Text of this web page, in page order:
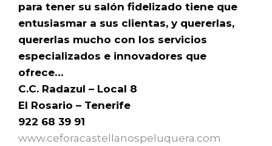
para tener su salón fidelizado tiene que
entusiasmar a sus clientas, y quererlas,
quererlas mucho con los servicios
especializados e innovadores que
ofrece…
C.C. Radazul – Local 8
El Rosario – Tenerife
922 68 39 91
www.ceforacastellanospeluquera.com